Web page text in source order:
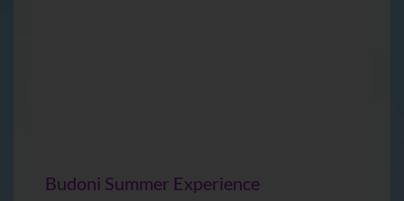
Budoni Summer Experience